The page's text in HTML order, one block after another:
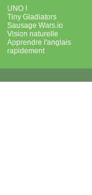
UNO !
Tiny Gladiators
Sausage Wars.io
Vision naturelle
Apprendre l'anglais
rapidement